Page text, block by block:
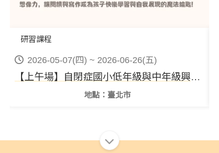
研習課程
2026-05-07(四) ~ 2026-06-26(五)
【上午場】自閉症國小低年級與中年級興趣閱讀與寫作半日營
地點：臺北市